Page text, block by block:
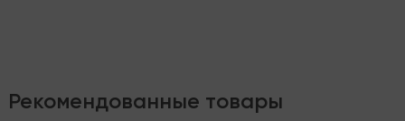
Рекомендованные товары